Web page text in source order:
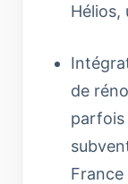
Hélios,
de
parfois